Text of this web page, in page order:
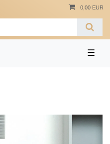
0,00 EUR
☰